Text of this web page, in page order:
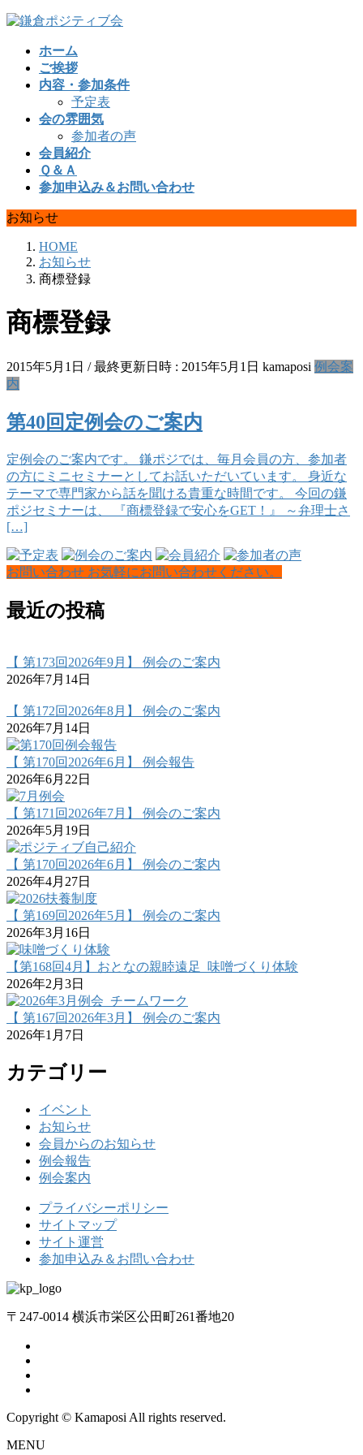
コ
ナ
ホーム
ご挨拶
内容・参加条件
予定表
会の雰囲気
参加者の声
会員紹介
Ｑ＆Ａ
参加申込み＆お問い合わせ
お知らせ
HOME
お知らせ
商標登録
商標登録
2015年5月1日 / 最終更新日時 : 2015年5月1日 kamaposi 例会案
内
第40回定例会のご案内
定例会のご案内です。 鎌ポジでは、毎月会員の方、参加者
の方にミニセミナーとしてお話いただいています。 身近な
テーマで専門家から話を聞ける貴重な時間です。 今回の鎌
ポジセミナーは、 『商標登録で安心をGET！』 ～弁理士さ
[…]
お問い合わせ お気軽にお問い合わせください。
最近の投稿
【 第173回2026年9月】 例会のご案内
2026年7月14日
【 第172回2026年8月】 例会のご案内
2026年7月14日
【 第170回2026年6月】 例会報告
2026年6月22日
【 第171回2026年7月】 例会のご案内
2026年5月19日
【 第170回2026年6月】 例会のご案内
2026年4月27日
【 第169回2026年5月】 例会のご案内
2026年3月16日
【第168回4月】おとなの親睦遠足_味噌づくり体験
2026年2月3日
【 第167回2026年3月】 例会のご案内
2026年1月7日
カテゴリー
イベント
お知らせ
会員からのお知らせ
例会報告
例会案内
プライバシーポリシー
サイトマップ
サイト運営
参加申込み＆お問い合わせ
〒247-0014 横浜市栄区公田町261番地20
Copyright © Kamaposi All rights reserved.
MENU